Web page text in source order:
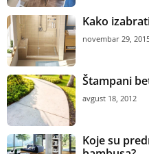
Kako
novembar 29,
Štampani
avgust 18, 2012
Koje su